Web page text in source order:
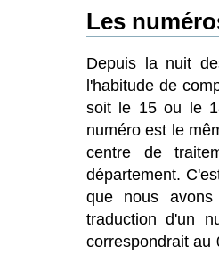
Les
Depuis la nuit
l'habitude de
soit le 15 ou le
numéro est le
centre de
département.
que nous
traduction d'un
correspondrait au